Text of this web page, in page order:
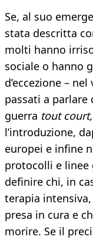
Se, al suo
stata descritta
molti hanno
sociale o hanno
d’eccezione –
passati a parlare
guerra tout court,
l’introduzione,
europei e infine
protocolli e linee
definire chi, in
terapia
presa in cura e
morire. Se il